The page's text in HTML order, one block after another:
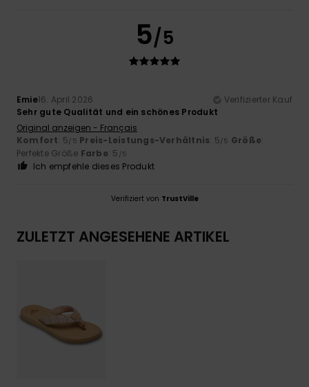
5/5
Emie16. April 2026
Verifizierter Kauf
Sehr gute Qualität und ein schönes Produkt
Original anzeigen - Français
Komfort: 5/5 Preis-Leistungs-Verhältnis: 5/5 Größe:
Perfekte Größe Farbe: 5 /5
Ich empfehle dieses Produkt
Verifiziert von TrustVille
ZULETZT ANGESEHENE ARTIKEL